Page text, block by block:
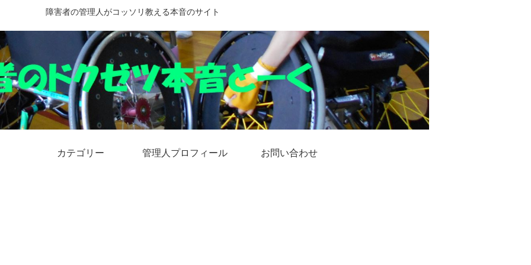
障害者の管理人がコッソリ教える本音のサイト
カテゴリー 管理人プロフィール お問い合わせ